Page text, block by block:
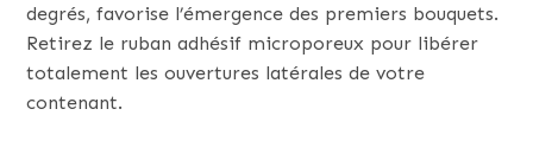
degrés, favorise l’émergence des premiers bouquets.
Retirez le ruban adhésif microporeux pour libérer
totalement les ouvertures latérales de votre
contenant.